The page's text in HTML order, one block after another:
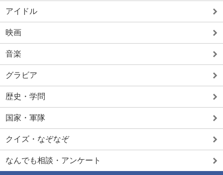
アイドル
映画
音楽
グラビア
歴史・学問
国家・軍隊
クイズ・なぞなぞ
なんでも相談・アンケート